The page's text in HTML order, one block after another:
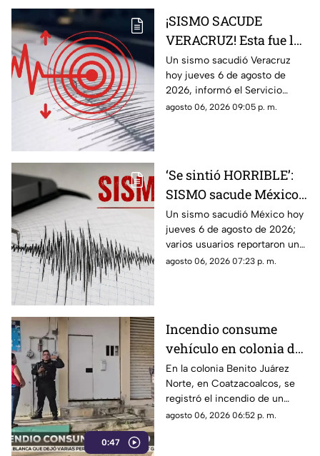
¡SISMO SACUDE
VERACRUZ! Esta fue la
magnitud de la
sacudida hoy 6 de
agosto de 2026
Un sismo sacudió Veracruz
hoy jueves 6 de agosto de
2026, informó el Servicio
Sismológico Nacional.
agosto 06, 2026 09:05 p. m.
‘Se sintió HORRIBLE’:
SISMO sacude México
hoy 6 de agosto de 2026
¿Cuál fue la magnitud?
Un sismo sacudió México hoy
jueves 6 de agosto de 2026;
varios usuarios reportaron una
percepción fuerte y “horrible”.
agosto 06, 2026 07:23 p. m.
0:47
Incendio consume
vehículo en colonia de
Coatzacoalcos (+VIDEO)
En la colonia Benito Juárez
Norte, en Coatzacoalcos, se
registró el incendio de un
vehículo, lo que movilizó a
agosto 06, 2026 06:52 p. m.